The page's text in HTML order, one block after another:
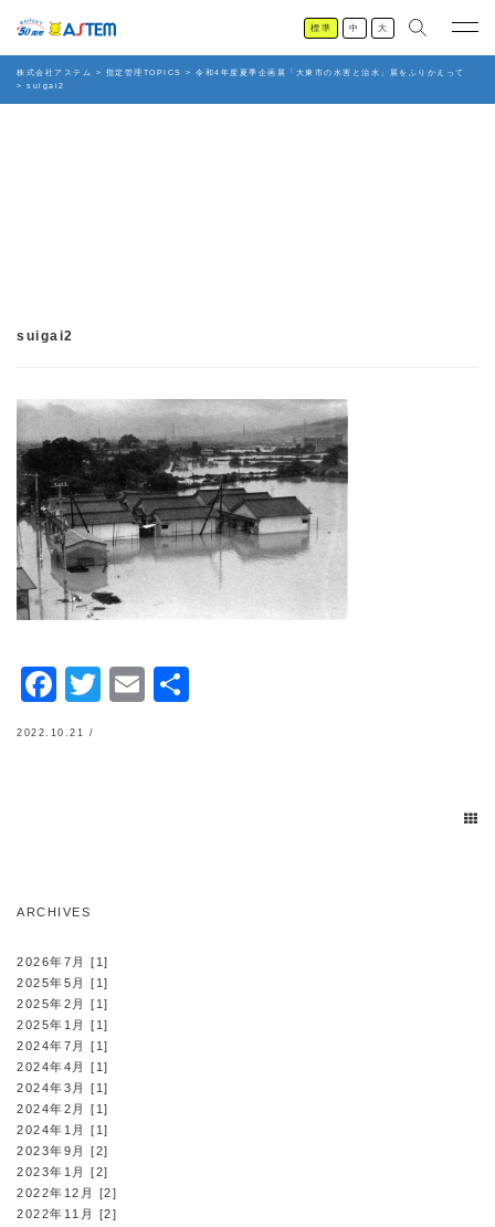
標準 中 大
株式会社アステム > 指定管理TOPICS > 令和4年度夏季企画展「大東市の水害と治水」展をふりかえって
> suigai2
suigai2
Facebook
Twitter
Email
2022.10.21 /
ARCHIVES
2026年7月 [1]
2025年5月 [1]
2025年2月 [1]
2025年1月 [1]
2024年7月 [1]
2024年4月 [1]
2024年3月 [1]
2024年2月 [1]
2024年1月 [1]
2023年9月 [2]
2023年1月 [2]
2022年12月 [2]
2022年11月 [2]